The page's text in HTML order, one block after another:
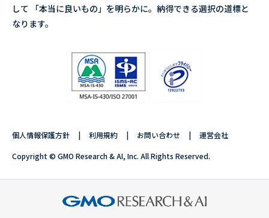
して 「本当に良いもの」を明らかに。納得できる選択の道標と
なります。
個人情報保護方針 利用規約 お問い合わせ 運営会社
Copyright © GMO Research & AI, Inc. All Rights Reserved.